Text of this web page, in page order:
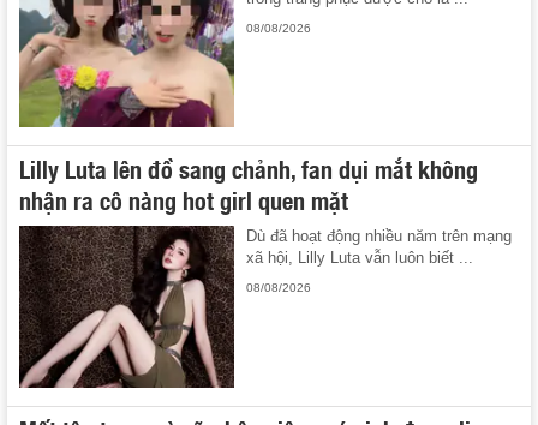
08/08/2026
Lilly Luta lên đồ sang chảnh, fan dụi mắt không
nhận ra cô nàng hot girl quen mặt
Dù đã hoạt động nhiều năm trên mạng
xã hội, Lilly Luta vẫn luôn biết ...
08/08/2026